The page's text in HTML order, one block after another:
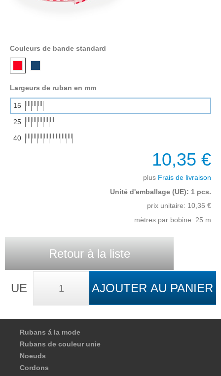
Couleurs de bande standard
Largeurs de ruban en mm
15
25
40
10,35 €
plus Frais de livraison
Unité d'emballage (UE): 1 pcs.
prix unitaire: 10,35 €
mètres par bobine: 25 m
Retour à la liste
UE AJOUTER AU PANIER
Rubans á la mode
Rubans de couleur unie
Noeuds
Cordons